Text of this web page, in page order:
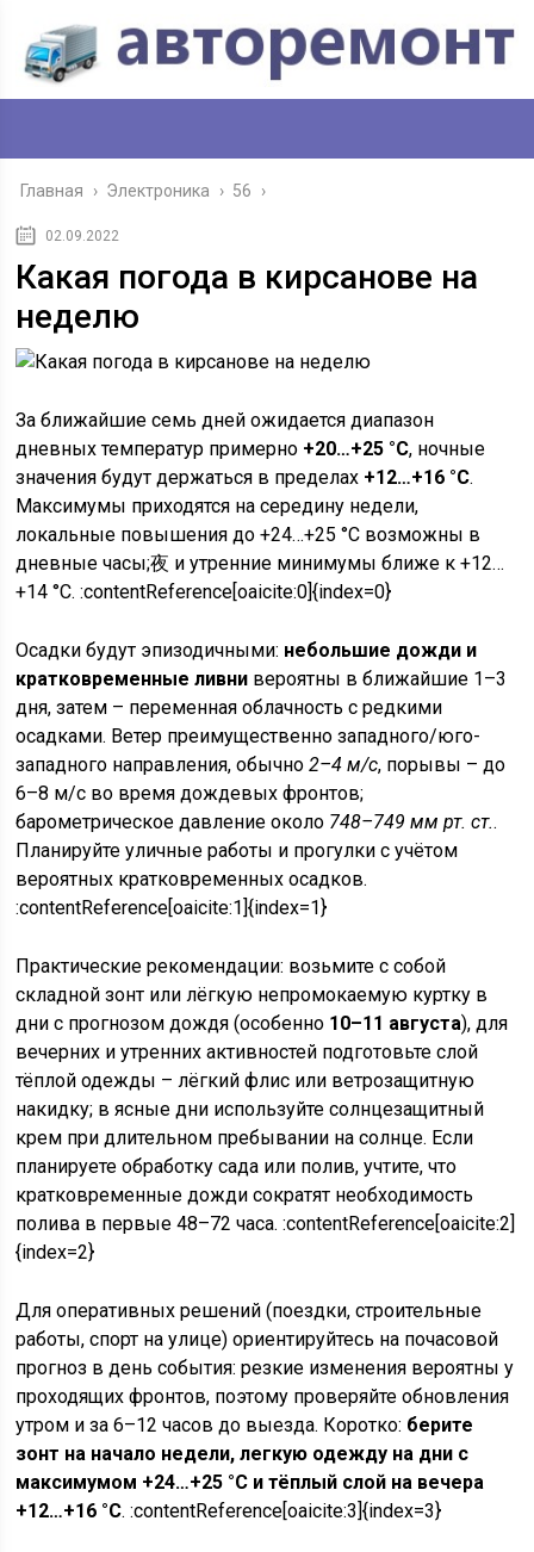
Главная › Электроника › 56 ›
02.09.2022
Какая погода в кирсанове на
неделю
За ближайшие семь дней ожидается диапазон
дневных температур примерно +20…+25 °C, ночные
значения будут держаться в пределах +12…+16 °C.
Максимумы приходятся на середину недели,
локальные повышения до +24…+25 °C возможны в
дневные часы;夜 и утренние минимумы ближе к +12…
+14 °C. :contentReference[oaicite:0]{index=0}
Осадки будут эпизодичными: небольшие дожди и
кратковременные ливни вероятны в ближайшие 1–3
дня, затем – переменная облачность с редкими
осадками. Ветер преимущественно западного/юго-
западного направления, обычно2–4 м/с, порывы – до
6–8 м/с во время дождевых фронтов;
барометрическое давление около 748–749 мм рт. ст..
Планируйте уличные работы и прогулки с учётом
вероятных кратковременных осадков.
:contentReference[oaicite:1]{index=1}
Практические рекомендации: возьмите с собой
складной зонт или лёгкую непромокаемую куртку в
дни с прогнозом дождя (особенно 10–11 августа), для
вечерних и утренних активностей подготовьте слой
тёплой одежды – лёгкий флис или ветрозащитную
накидку; в ясные дни используйте солнцезащитный
крем при длительном пребывании на солнце. Если
планируете обработку сада или полив, учтите, что
кратковременные дожди сократят необходимость
полива в первые 48–72 часа. :contentReference[oaicite:2]
{index=2}
Для оперативных решений (поездки, строительные
работы, спорт на улице) ориентируйтесь на почасовой
прогноз в день события: резкие изменения вероятны у
проходящих фронтов, поэтому проверяйте обновления
утром и за 6–12 часов до выезда. Коротко: берите
зонт на начало недели, легкую одежду на дни с
максимумом +24…+25 °C и тёплый слой на вечера
+12…+16 °C. :contentReference[oaicite:3]{index=3}